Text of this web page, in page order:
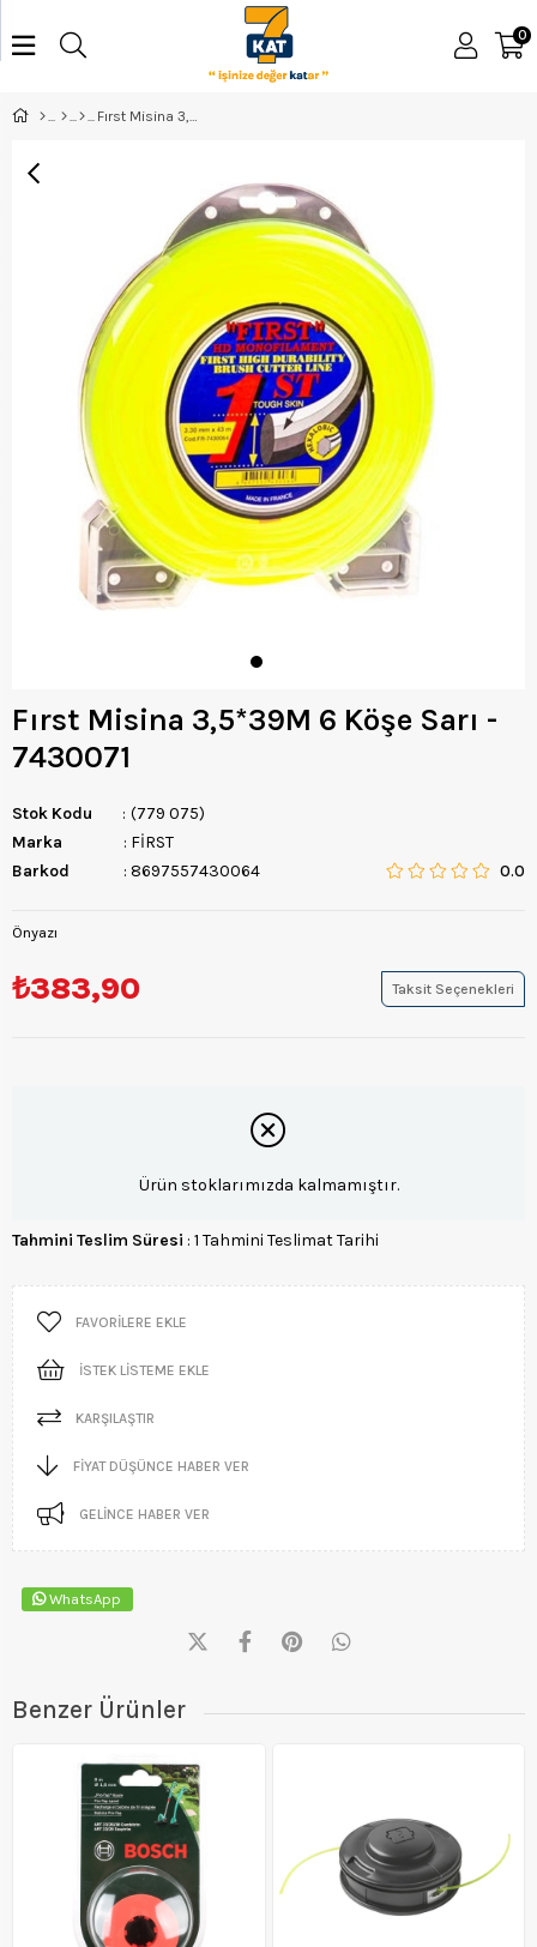
0
Fırst Misina 3,5*39M 6 Köşe Sarı -
7430071
Stok Kodu
(779 075)
Marka
: FİRST
Barkod
: 8697557430064 0.0
Önyazı
₺383,90 Taksit Seçenekleri
Ürün stoklarımızda kalmamıştır.
Tahmini Teslim Süresi : 1 Tahmini Teslimat Tarihi
FAVORILERE EKLE
İSTEK LISTEME EKLE
KARŞILAŞTIR
FIYAT DÜŞÜNCE HABER VER
GELINCE HABER VER
WhatsApp
Benzer Ürünler